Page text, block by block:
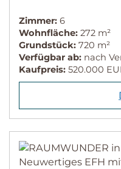
Zimmer: 6
Wohnfläche: 272 m²
Grundstück: 720 m²
Verfügbar ab: nach
Kaufpreis: 520.000